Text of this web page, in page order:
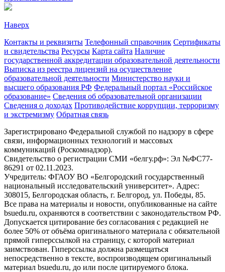
Наверх
Контакты и реквизиты Телефонный справочник Сертификаты
и свидетельства Ресурсы Карта сайта Наличие
государственной аккредитации образовательной деятельности
Выписка из реестра лицензий на осуществление
образовательной деятельности Министерствo науки и
высшего образования РФ Федеральный портал «Российское
образование» Сведения об образовательной организации
Сведения о доходах Противодействие коррупции, терроризму
и экстремизму Обратная связь
Зарегистрировано Федеральной службой по надзору в сфере
связи, информационных технологий и массовых
коммуникаций (Роскомнадзор).
Свидетельство о регистрации СМИ «белгу.рф»: Эл №ФС77-
86291 от 02.11.2023.
Учредитель: ФГАОУ ВО «Белгородский государственный
национальный исследовательский университет». Адрес:
308015, Белгородская область, г. Белгород, ул. Победы, 85.
Все права на материалы и новости, опубликованные на сайте
bsuedu.ru, охраняются в соответствии с законодательством РФ.
Допускается цитирование без согласования с редакцией не
более 50% от объёма оригинального материала с обязательной
прямой гиперссылкой на страницу, с которой материал
заимствован. Гиперссылка должна размещаться
непосредственно в тексте, воспроизводящем оригинальный
материал bsuedu.ru, до или после цитируемого блока.